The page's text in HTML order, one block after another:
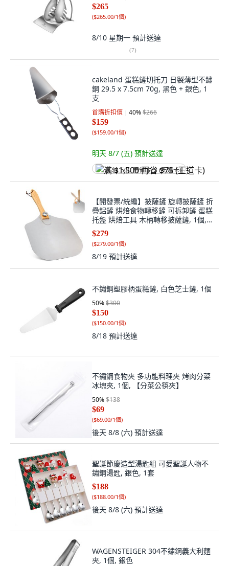
$265
($265.00/1個)
8/10 星期一 預計送達
(7)
cakeland 蛋糕鏟切托刀 日製薄型不鏽
鋼 29.5 x 7.5cm 70g, 黑色 + 銀色, 1
支
首購折扣價 40%$266
$159
($159.00/1個)
明天 8/7 (五) 預計送達
满 $1,500 再省 $75 (王道卡)
【開發票/統編】披薩鏟 旋轉披薩鏟 折
疊鋁鏟 烘焙食物轉移鏟 可拆卸鏟 蛋糕
托盤 烘焙工具 木柄轉移披薩鏟, 1個,
折疊披薩鏟（精美盒裝）
$279
($279.00/1個)
8/19 預計送達
不鏽鋼塑膠柄蛋糕鏟, 白色芝士鏟, 1個
50%$300
$150
($150.00/1個)
8/18 預計送達
不鏽鋼食物夾 多功能料理夾 烤肉分菜
冰塊夾, 1個, 【分菜公筷夾】
50%$138
$69
($69.00/1個)
後天 8/8 (六) 預計送達
聖誕節慶造型湯匙組 可愛聖誕人物不
鏽鋼湯匙, 銀色, 1套
$188
($188.00/1個)
後天 8/8 (六) 預計送達
WAGENSTEIGER 304不鏽鋼義大利麵
夾, 1個, 銀色